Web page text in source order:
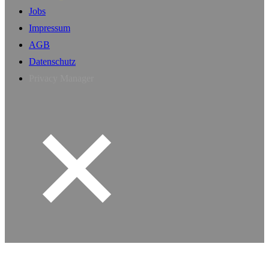
Jobs
Impressum
AGB
Datenschutz